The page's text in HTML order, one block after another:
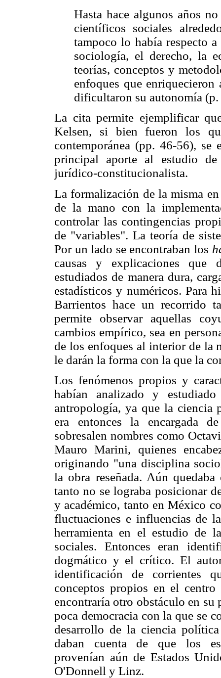
Hasta hace algunos años
científicos sociales
tampoco lo había respecto
sociología, el derecho, la
teorías, conceptos y
enfoques que
dificultaron su autonomía
La cita permite ejemplificar
Kelsen, si bien fueron los
contemporánea (pp. 46-56), se
principal aporte al estudio
jurídico-constitucionalista.
La formalización de la misma
de la mano con la
controlar las contingencias
de "variables". La teoría de
Por un lado se encontraban los
causas y explicaciones que
estudiados de manera dura,
estadísticos y numéricos. Para
Barrientos hace un recorrido
permite observar aquellas
cambios empírico, sea en
de los enfoques al interior de la
le darán la forma con la que la
Los fenómenos propios y
habían analizado y
antropología, ya que la ciencia
era entonces la encargada
sobresalen nombres como
Mauro Marini, quienes
originando "una disciplina
la obra reseñada. Aún
tanto no se lograba posicionar
y académico, tanto en México
fluctuaciones e influencias de
herramienta en el estudio de
sociales. Entonces eran
dogmático y el crítico. El
identificación de corrientes
conceptos propios en el
encontraría otro obstáculo en
poca democracia con la que se
desarrollo de la ciencia
daban cuenta de que los
provenían aún de Estados
O'Donnell y Linz.